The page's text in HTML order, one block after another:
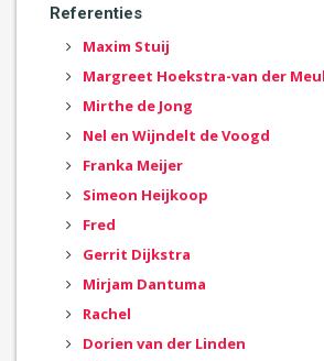
Referenties
Maxim Stuij
Margreet Hoekstra-van der
Mirthe de Jong
Nel en Wijndelt de Voogd
Franka Meijer
Simeon Heijkoop
Fred
Gerrit Dijkstra
Mirjam Dantuma
Rachel
Dorien van der Linden